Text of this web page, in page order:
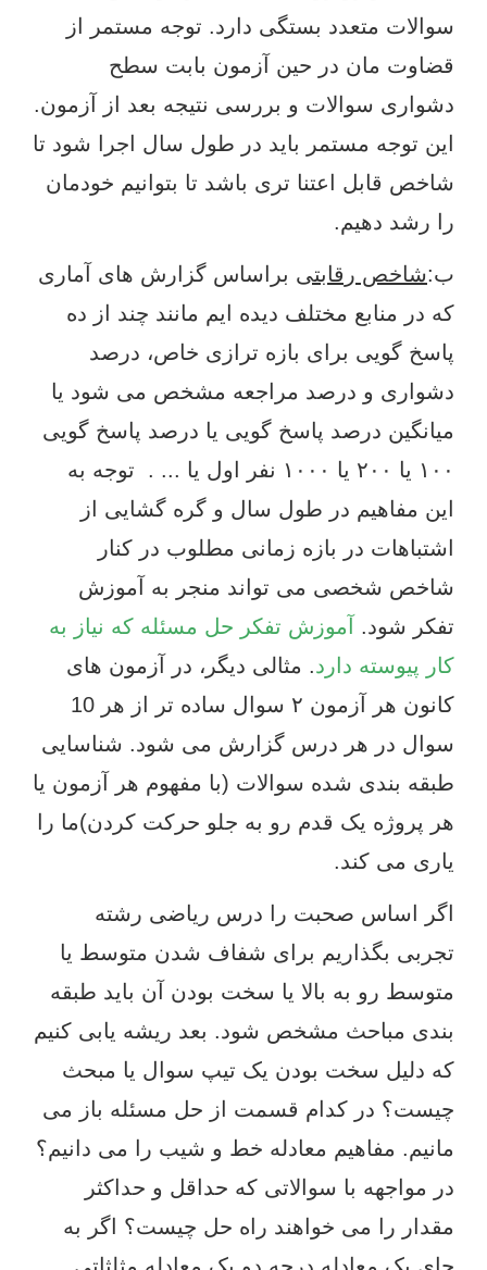
سوالات متعدد بستگی دارد. توجه مستمر از
قضاوت مان در حین آزمون بابت سطح
دشواری سوالات و بررسی نتیجه بعد از آزمون.
این توجه مستمر باید در طول سال اجرا شود تا
شاخص قابل اعتنا تری باشد تا بتوانیم خودمان
را رشد دهیم.
شاخص رقابتیبراساس گزارش های آماری
که در منابع مختلف دیده ایم مانند چند از ده
پاسخ گویی برای بازه ترازی خاص، درصد
دشواری و درصد مراجعه مشخص می شود یا
میانگین درصد پاسخ گویی یا درصد پاسخ گویی
۱۰۰ یا ۲۰۰ یا ۱۰۰۰ نفر اول یا ... . توجه به
این مفاهیم در طول سال و گره گشایی از
اشتباهات در بازه زمانی مطلوب در کنار
شاخص شخصی می تواند منجر به آموزش
تفکر شود.آموزش تفکر حل مسئله که نیاز به
کار پیوسته دارد. مثالی دیگر، در آزمون های
کانون هر آزمون ۲ سوال ساده تر از هر 10
سوال در هر درس گزارش می شود. شناسایی
طبقه بندی شده سوالات (با مفهوم هر آزمون یا
هر پروژه یک قدم رو به جلو حرکت کردن)ما را
یاری می کند.
اگر اساس صحبت را درس ریاضی رشته
تجربی بگذاریم برای شفاف شدن متوسط یا
متوسط رو به بالا یا سخت بودن آن باید طبقه
بندی مباحث مشخص شود. بعد ریشه یابی کنیم
که دلیل سخت بودن یک تیپ سوال یا مبحث
چیست؟ در کدام قسمت از حل مسئله باز می
مانیم. مفاهیم معادله خط و شیب را می دانیم؟
در مواجهه با سوالاتی که حداقل و حداکثر
مقدار را می خواهند راه حل چیست؟ اگر به